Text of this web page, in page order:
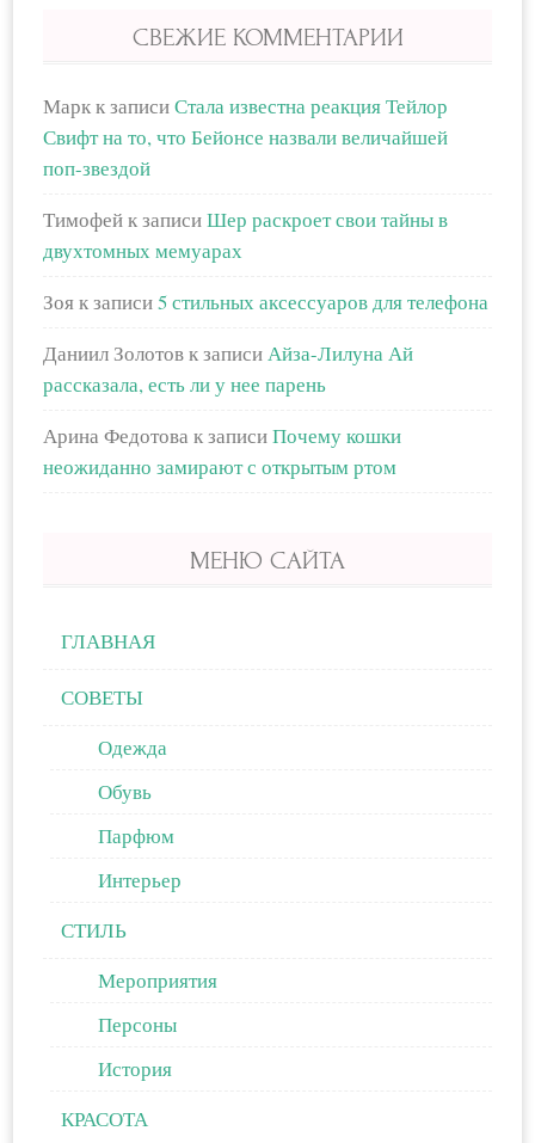
СВЕЖИЕ КОММЕНТАРИИ
Маркк записиСтала известна реакция Тейлор
Свифт на то, что Бейонсе назвали величайшей
поп-звездой
Тимофейк записиШер раскроет свои тайны в
двухтомных мемуарах
Зояк записи5 стильных аксессуаров для телефона
Даниил Золотовк записи Айза-Лилуна Ай
рассказала, есть ли у нее парень
Арина Федотова к записиПочему кошки
неожиданно замирают с открытым ртом
МЕНЮ САЙТА
ГЛАВНАЯ
СОВЕТЫ
Одежда
Обувь
Парфюм
Интерьер
СТИЛЬ
Мероприятия
Персоны
История
КРАСОТА